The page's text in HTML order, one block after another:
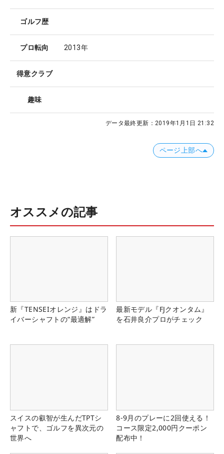
ゴルフ歴
プロ転向 2013年
得意クラブ
趣味
データ最終更新： 2019年1月1日 21:32
ページ上部へ
オススメの記事
新『TENSEIオレンジ』はドラ
イバーシャフトの“最適解”
最新モデル『FJクオンタム』
を石井良介プロがチェック
スイスの叡智が生んだTPTシ
ャフトで、ゴルフを異次元の
世界へ
8-9月のプレーに2回使える！
コース限定2,000円クーポン
配布中！